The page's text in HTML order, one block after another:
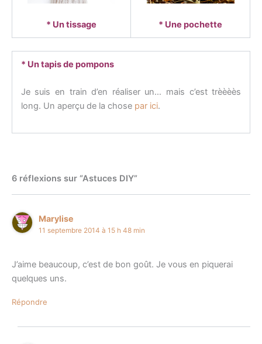
* Un tissage * Une pochette
* Un tapis de pompons
Je suis en train d’en réaliser un… mais c’est trèèèès
long. Un aperçu de la chose par ici.
6 réflexions sur “Astuces DIY”
Marylise
11 septembre 2014 à 15 h 48 min
J’aime beaucoup, c’est de bon goût. Je vous en piquerai
quelques uns.
Répondre